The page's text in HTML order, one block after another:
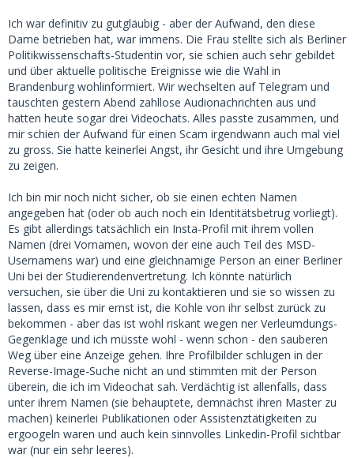
Ich war definitiv zu gutgläubig - aber der Aufwand, den diese
Dame betrieben hat, war immens. Die Frau stellte sich als Berliner
Politikwissenschafts-Studentin vor, sie schien auch sehr gebildet
und über aktuelle politische Ereignisse wie die Wahl in
Brandenburg wohlinformiert. Wir wechselten auf Telegram und
tauschten gestern Abend zahllose Audionachrichten aus und
hatten heute sogar drei Videochats. Alles passte zusammen, und
mir schien der Aufwand für einen Scam irgendwann auch mal viel
zu gross. Sie hatte keinerlei Angst, ihr Gesicht und ihre Umgebung
zu zeigen.
Ich bin mir noch nicht sicher, ob sie einen echten Namen
angegeben hat (oder ob auch noch ein Identitätsbetrug vorliegt).
Es gibt allerdings tatsächlich ein Insta-Profil mit ihrem vollen
Namen (drei Vornamen, wovon der eine auch Teil des MSD-
Usernamens war) und eine gleichnamige Person an einer Berliner
Uni bei der Studierendenvertretung. Ich könnte natürlich
versuchen, sie über die Uni zu kontaktieren und sie so wissen zu
lassen, dass es mir ernst ist, die Kohle von ihr selbst zurück zu
bekommen - aber das ist wohl riskant wegen ner Verleumdungs-
Gegenklage und ich müsste wohl - wenn schon - den sauberen
Weg über eine Anzeige gehen. Ihre Profilbilder schlugen in der
Reverse-Image-Suche nicht an und stimmten mit der Person
überein, die ich im Videochat sah. Verdächtig ist allenfalls, dass
unter ihrem Namen (sie behauptete, demnächst ihren Master zu
machen) keinerlei Publikationen oder Assistenztätigkeiten zu
ergoogeln waren und auch kein sinnvolles Linkedin-Profil sichtbar
war (nur ein sehr leeres).